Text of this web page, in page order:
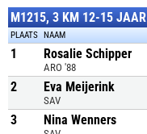
M1215, 3 KM 12-15 JAAR
PLAATS NAAM
1 Rosalie Schipper
ARO '88
2 Eva Meijerink
SAV
3 Nina Wenners